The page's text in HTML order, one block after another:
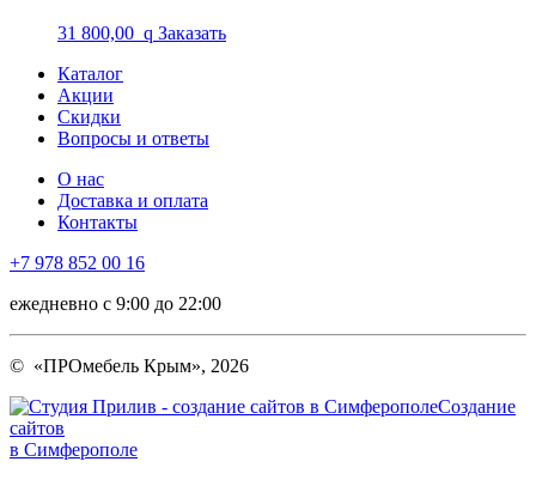
31 800,00 q Заказать
Каталог
Акции
Скидки
Вопросы и ответы
О нас
Доставка и оплата
Контакты
+7 978 852 00 16
ежедневно с 9:00 до 22:00
© «ПРОмебель Крым», 2026
Создание
сайтов
в Симферополе